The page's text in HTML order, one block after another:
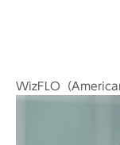
WizFLO（